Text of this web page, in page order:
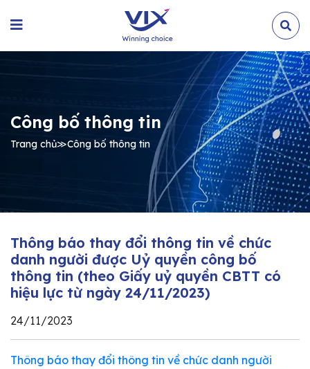
Công bố thông tin
Trang chủ≫Công bố thông tin
Thông báo thay đổi thông tin về chức
danh người được Uỷ quyền công bố
thông tin (theo Giấy uỷ quyền CBTT có
hiệu lực từ ngày 24/11/2023)
24/11/2023
Thông báo thay đổi thông tin về chức danh người